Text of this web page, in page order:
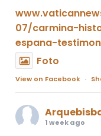
07/carmina-
espana-
Foto
View on Facebook ·
1 week ago